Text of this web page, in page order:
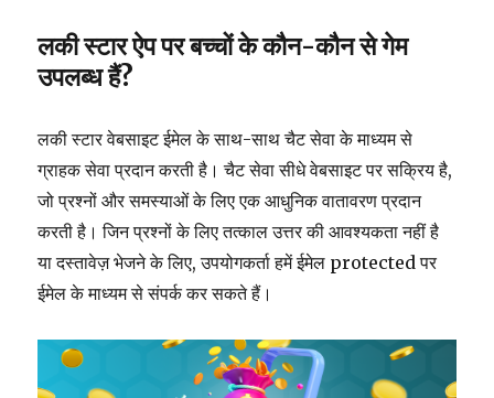
लकी स्टार ऐप पर बच्चों के कौन-कौन से गेम
उपलब्ध हैं?
लकी स्टार वेबसाइट ईमेल के साथ-साथ चैट सेवा के माध्यम से
ग्राहक सेवा प्रदान करती है। चैट सेवा सीधे वेबसाइट पर सक्रिय है,
जो प्रश्नों और समस्याओं के लिए एक आधुनिक वातावरण प्रदान
करती है। जिन प्रश्नों के लिए तत्काल उत्तर की आवश्यकता नहीं है
या दस्तावेज़ भेजने के लिए, उपयोगकर्ता हमें ईमेल protected पर
ईमेल के माध्यम से संपर्क कर सकते हैं।